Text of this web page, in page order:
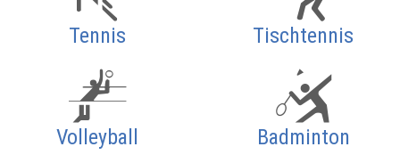
Tennis Tischtennis
Volleyball Badminton